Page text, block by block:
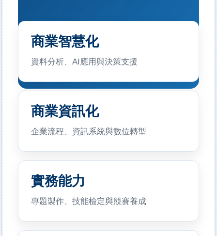
商業智慧化
資料分析、AI應用與決策支援
商業資訊化
企業流程、資訊系統與數位轉型
實務能力
專題製作、技能檢定與競賽養成